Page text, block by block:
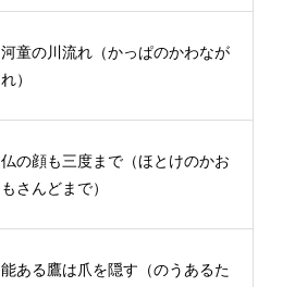
河童の川流れ（かっぱのかわなが
れ）
仏の顔も三度まで（ほとけのかお
もさんどまで）
能ある鷹は爪を隠す（のうあるた